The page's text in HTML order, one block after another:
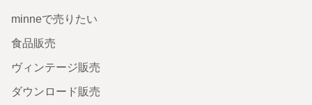
minneで売りたい
食品販売
ヴィンテージ販売
ダウンロード販売